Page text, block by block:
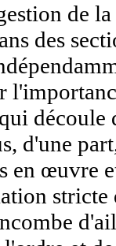
de
des
d'une
en œuvre